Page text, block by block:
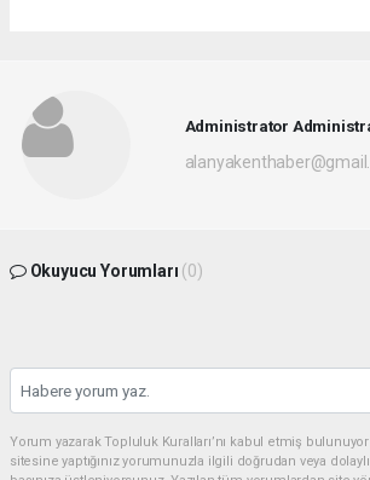
Administrator
Okuyucu Yorumları (0)
Yorum yazarak Topluluk Kuralları’nı kabul etmiş
sitesine yaptığınız yorumunuzla ilgili doğrudan veya